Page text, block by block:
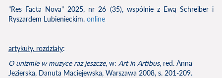
"Res Facta Nova" 2025, nr 26 (35), wspólnie z Ewą Schreiber i
Ryszardem Lubienieckim. online
artykuły, rozdziały:
O unizmie w muzyce raz jeszcze, w: Art in Artibus, red. Anna
Jezierska, Danuta Maciejewska, Warszawa 2008, s. 201-209.